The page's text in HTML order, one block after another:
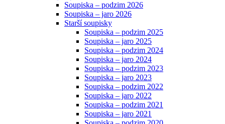
Soupiska – podzim 2026
Soupiska – jaro 2026
Starší soupisky
Soupiska – podzim 2025
Soupiska – jaro 2025
Soupiska – podzim 2024
Soupiska – jaro 2024
Soupiska – podzim 2023
Soupiska – jaro 2023
Soupiska – podzim 2022
Soupiska – jaro 2022
Soupiska – podzim 2021
Soupiska – jaro 2021